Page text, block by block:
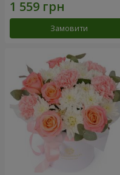
Замовити